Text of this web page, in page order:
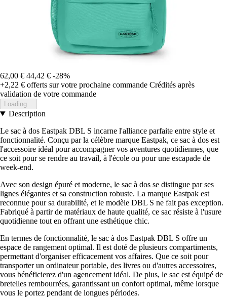
62,00 € 44,42 € -28%
+2,22 € offerts sur votre prochaine commande Crédités après
validation de votre commande
Loading...
Description
Le sac à dos Eastpak DBL S incarne l'alliance parfaite entre style et
fonctionnalité. Conçu par la célèbre marque Eastpak, ce sac à dos est
l'accessoire idéal pour accompagner vos aventures quotidiennes, que
ce soit pour se rendre au travail, à l'école ou pour une escapade de
week-end.
Avec son design épuré et moderne, le sac à dos se distingue par ses
lignes élégantes et sa construction robuste. La marque Eastpak est
reconnue pour sa durabilité, et le modèle DBL S ne fait pas exception.
Fabriqué à partir de matériaux de haute qualité, ce sac résiste à l'usure
quotidienne tout en offrant une esthétique chic.
En termes de fonctionnalité, le sac à dos Eastpak DBL S offre un
espace de rangement optimal. Il est doté de plusieurs compartiments,
permettant d'organiser efficacement vos affaires. Que ce soit pour
transporter un ordinateur portable, des livres ou d'autres accessoires,
vous bénéficierez d'un agencement idéal. De plus, le sac est équipé de
bretelles rembourrées, garantissant un confort optimal, même lorsque
vous le portez pendant de longues périodes.